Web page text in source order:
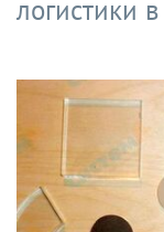
логистики